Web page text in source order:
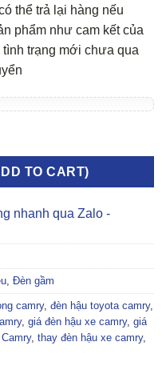
thể trả lại hàng nếu
phẩm như cam kết của
trạng mới chưa qua
số lượng
TO CART)
nhanh qua Zalo -
, Đèn gầm
camry, đèn hậu toyota camry,
, giá đèn hậu xe camry, giá
, thay đèn hậu xe camry,